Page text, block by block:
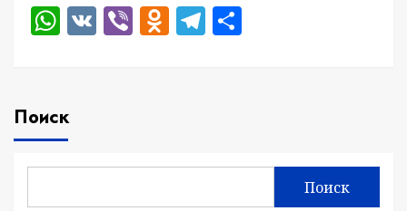
WhatsApp
VKViberOdnoklassniki
Telegram
Поиск
Поиск